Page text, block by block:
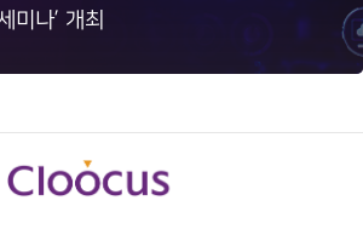
미나’ 개최